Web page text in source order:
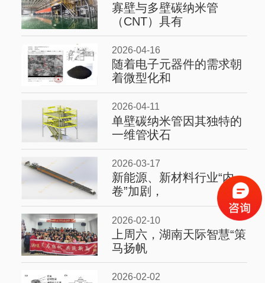
寡壁与多壁碳纳米管
（CNT）具有
2026-04-16
随着电子元器件的需求朝
着微型化和
2026-04-11
单壁碳纳米管因其独特的
一维管状石
2026-03-17
新能源、新材料行业“内
卷”加剧，
2026-02-10
上周六，湖南天际智慧“策
马扬帆
2026-02-02